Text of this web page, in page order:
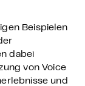
Beispielen
dabei
von Voice
und